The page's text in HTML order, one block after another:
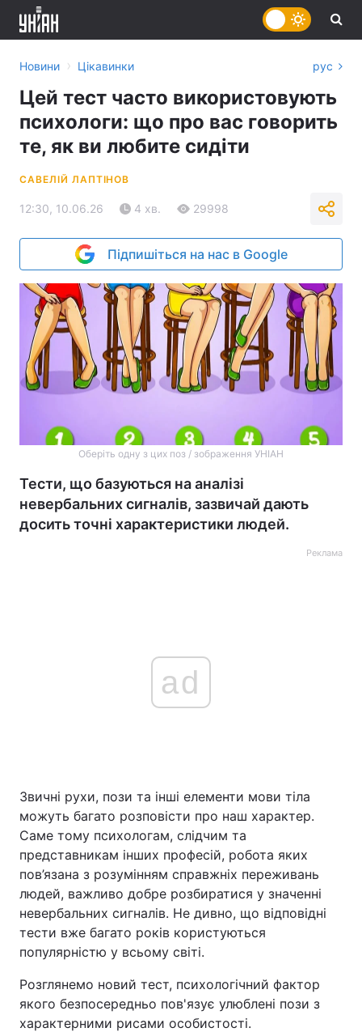
Головна Війна
Україна Політика
Економіка
Спорт Наука
Техно і зв'язок Лайт
Здоров'я Туризм
Новини › Цікавинки рус
Цей тест часто використовують
психологи: що про вас говорить
те, як ви любите сидіти
САВЕЛІЙ ЛАПТІНОВ
12:30, 10.06.26 4 хв. 29998
Підпишіться на нас в Google
Оберіть одну з цих поз / зображення УНІАН
Тести, що базуються на аналізі
невербальних сигналів, зазвичай дають
досить точні характеристики людей.
Реклама
ad
Звичні рухи, пози та інші елементи мови тіла
можуть багато розповісти про наш характер.
Саме тому психологам, слідчим та
представникам інших професій, робота яких
пов’язана з розумінням справжніх переживань
людей, важливо добре розбиратися у значенні
невербальних сигналів. Не дивно, що відповідні
тести вже багато років користуються
популярністю у всьому світі.
Розглянемо новий тест, психологічний фактор
якого безпосередньо пов'язує улюблені пози з
характерними рисами особистості.